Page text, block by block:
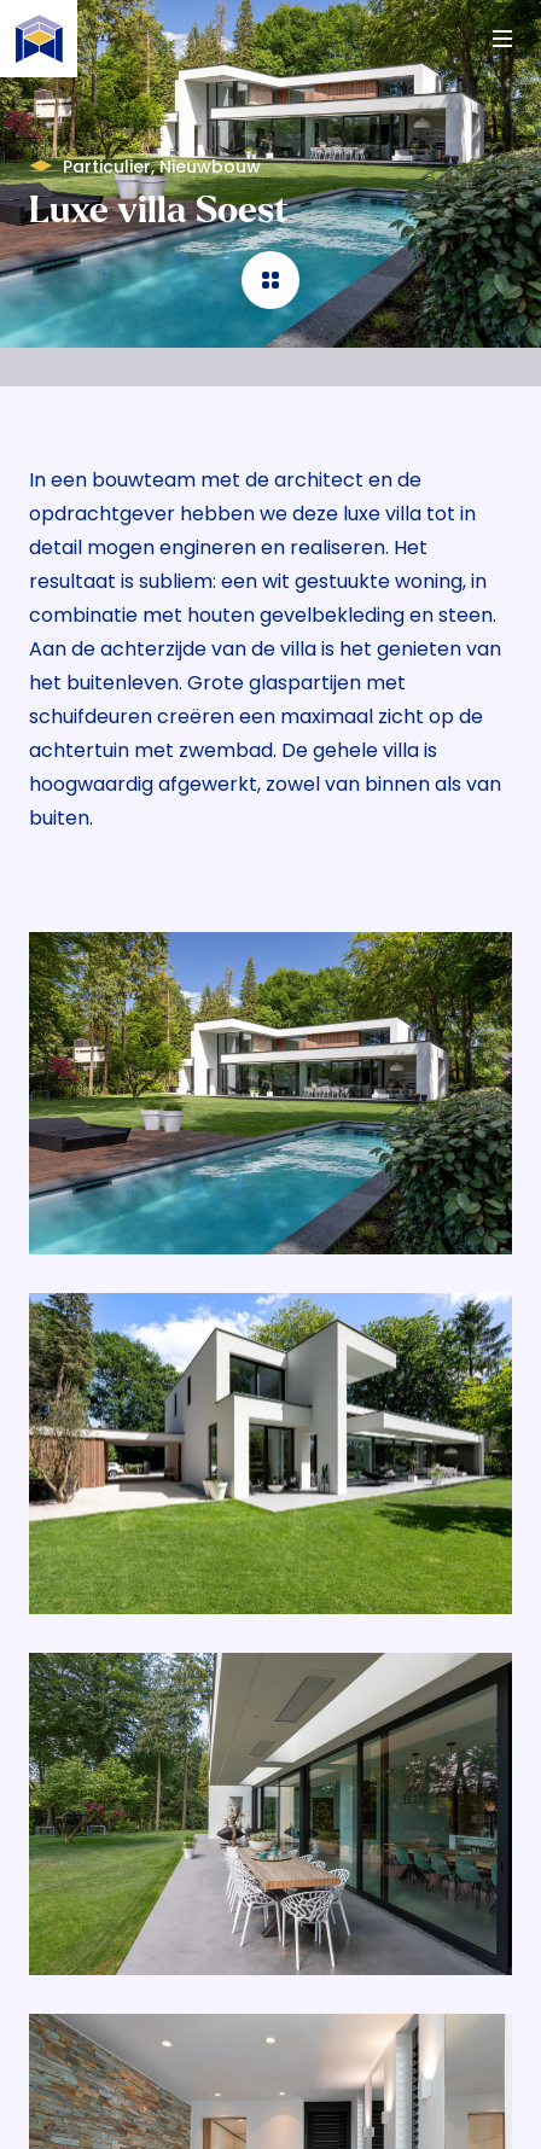
Naar de content
Particulier, Nieuwbouw
Luxe villa Soest
In een bouwteam met de architect en de
opdrachtgever hebben we deze luxe villa tot in
detail mogen engineren en realiseren. Het
resultaat is subliem: een wit gestuukte woning, in
combinatie met houten gevelbekleding en steen.
Aan de achterzijde van de villa is het genieten van
het buitenleven. Grote glaspartijen met
schuifdeuren creëren een maximaal zicht op de
achtertuin met zwembad. De gehele villa is
hoogwaardig afgewerkt, zowel van binnen als van
buiten.